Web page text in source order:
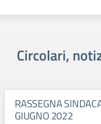
Circolari,
RASSEGNA
GIUGNO 2022